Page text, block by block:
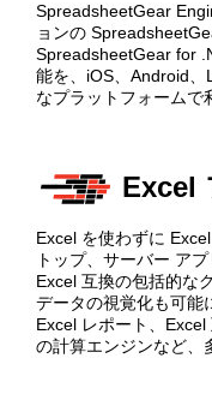
SpreadsheetGear
ョンの
SpreadsheetGear for
能を、iOS、Android、
なプラットフォームで
Excel
Excel を使わずに
トップ、サーバー ア
Excel 互換の包括的な
データの視覚化も可能
Excel レポート、
の計算エンジンなど、